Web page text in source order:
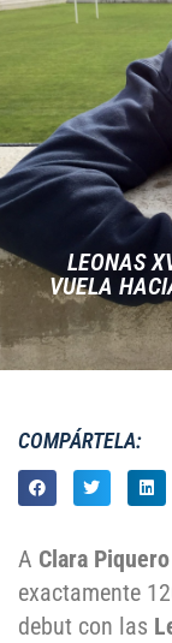
LEONAS
VUELA
COMPÁRTELA:
A Clara
exactamente
debut con las